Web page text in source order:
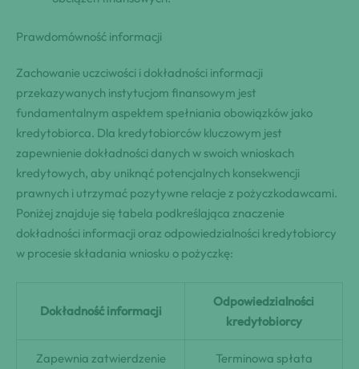
Prawdomówność informacji
Zachowanie uczciwości i dokładności informacji
przekazywanych instytucjom finansowym jest
fundamentalnym aspektem spełniania obowiązków jako
kredytobiorca. Dla kredytobiorców kluczowym jest
zapewnienie dokładności danych w swoich wnioskach
kredytowych, aby uniknąć potencjalnych konsekwencji
prawnych i utrzymać pozytywne relacje z pożyczkodawcami.
Poniżej znajduje się tabela podkreślająca znaczenie
dokładności informacji oraz odpowiedzialności kredytobiorcy
w procesie składania wniosku o pożyczkę:
Dokładność informacji
Odpowiedzialności
kredytobiorcy
Zapewnia zatwierdzenie
Terminowa spłata